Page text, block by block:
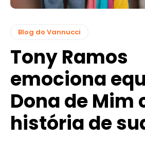
Blog do Vannucci
Tony Ramos
emociona
Dona de Mim
história de